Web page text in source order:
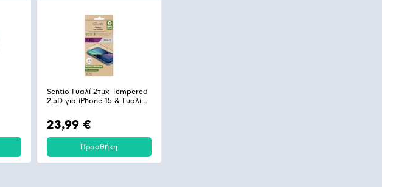
Sentio Γυαλί 2τμχ Tempered
2.5D για iPhone 15 & Γυαλί
23,99 €
Προσθήκη